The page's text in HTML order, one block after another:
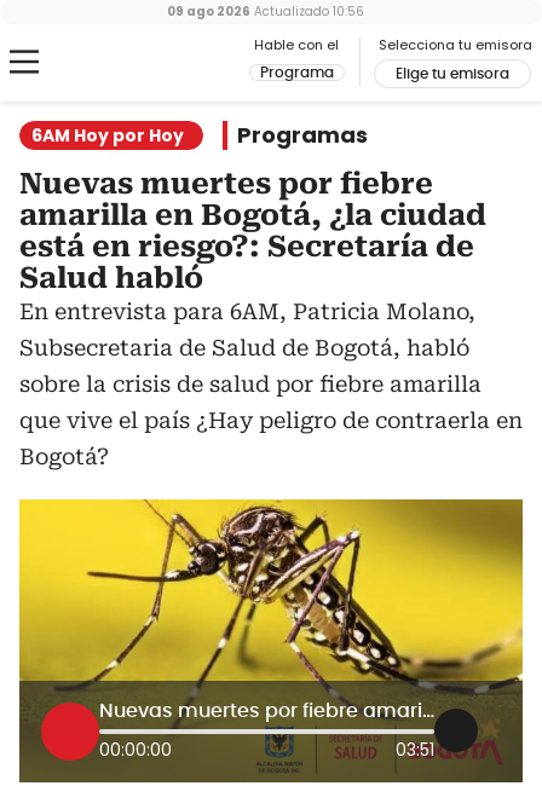
Hable con el
Programa
Selecciona tu emisora
Elige tu emisora
09 ago 2026 Actualizado 10:56
6AM Hoy por Hoy Programas
Nuevas muertes por fiebre
amarilla en Bogotá, ¿la ciudad
está en riesgo?: Secretaría de
Salud habló
En entrevista para 6AM, Patricia Molano,
Subsecretaria de Salud de Bogotá, habló
sobre la crisis de salud por fiebre amarilla
que vive el país ¿Hay peligro de contraerla en
Bogotá?
Nuevas muertes por fiebre amarilla en Bogotá, ¿la ciudad está en riesgo?: Secretaría de Salud habló
00:00:00 03:51